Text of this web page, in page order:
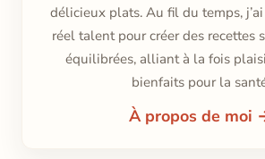
délicieux plats. Au fil du temps,
réel talent pour créer des recettes
équilibrées, alliant à la fois
bienfaits pour la
À propos de moi